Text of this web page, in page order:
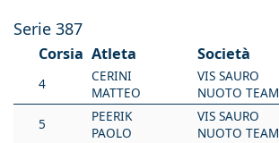
Serie 387
Corsia Atleta Società
4
CERINI
MATTEO
VIS SAURO
NUOTO TEAM
5
PEERIK
PAOLO
VIS SAURO
NUOTO TEAM